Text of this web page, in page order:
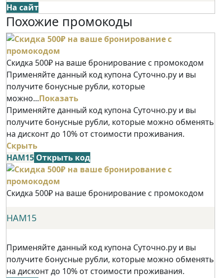
На сайт
Похожие промокоды
Скидка 500₽ на ваше бронирование с промокодом
Применяйте данный код купона Суточно.ру и вы
получите бонусные рубли, которые
можно...Показать
Применяйте данный код купона Суточно.ру и вы
получите бонусные рубли, которые можно обменять
на дисконт до 10% от стоимости проживания.
Скрыть
НАМ15 Открыть код
Скидка 500₽ на ваше бронирование с промокодом
НАМ15
Применяйте данный код купона Суточно.ру и вы
получите бонусные рубли, которые можно обменять
на дисконт до 10% от стоимости проживания.